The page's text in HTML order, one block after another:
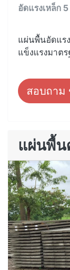
อัดแรงเหล็ก
แผ่นพื้นอัดแรง
แข็งแรงมาต
สอบถาม
แผ่นพื้น